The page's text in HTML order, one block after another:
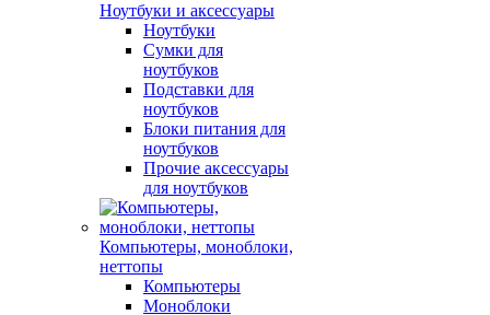
Ноутбуки и аксессуары
Ноутбуки
Сумки для
ноутбуков
Подставки для
ноутбуков
Блоки питания для
ноутбуков
Прочие аксессуары
для ноутбуков
Компьютеры, моноблоки,
неттопы
Компьютеры
Моноблоки